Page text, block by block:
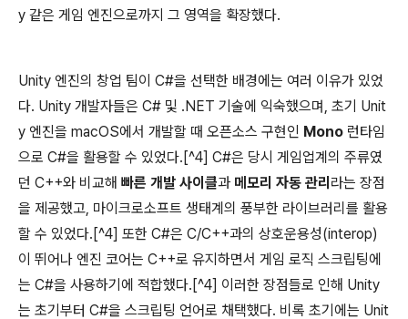
y 같은 게임 엔진으로까지 그 영역을 확장했다.
Unity 엔진의 창업 팀이 C#을 선택한 배경에는 여러 이유가 있었
다. Unity 개발자들은 C# 및 .NET 기술에 익숙했으며, 초기 Unit
y 엔진을 macOS에서 개발할 때 오픈소스 구현인 Mono 런타임
으로 C#을 활용할 수 있었다.[^4] C#은 당시 게임업계의 주류였
던 C++와 비교해 빠른 개발 사이클과 메모리 자동 관리 라는 장점
을 제공했고, 마이크로소프트 생태계의 풍부한 라이브러리를 활용
할 수 있었다.[^4] 또한 C#은 C/C++과의 상호운용성(interop)
이 뛰어나 엔진 코어는 C++로 유지하면서 게임 로직 스크립팅에
는 C#을 사용하기에 적합했다.[^4] 이러한 장점들로 인해 Unity
는 초기부터 C#을 스크립팅 언어로 채택했다. 비록 초기에는 Unit